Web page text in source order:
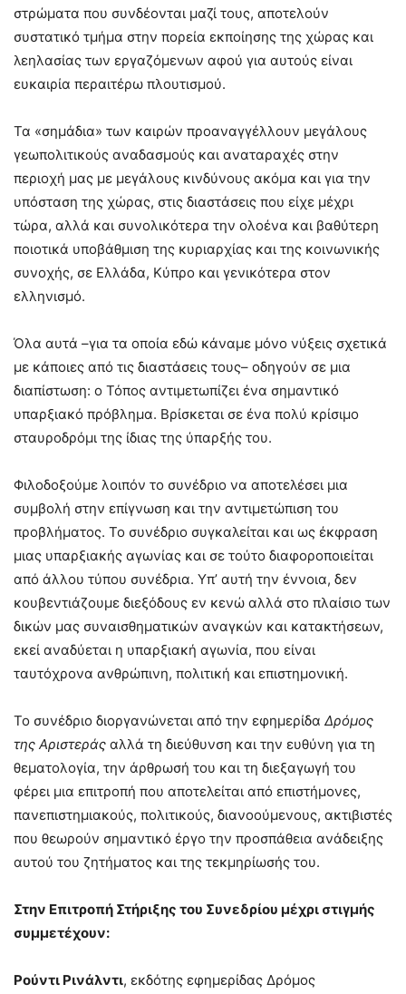
στρώματα που συνδέονται μαζί τους, αποτελούν
συστατικό τμήμα στην πορεία εκποίησης της χώρας και
λεηλασίας των εργαζόμενων αφού για αυτούς είναι
ευκαιρία περαιτέρω πλουτισμού.
Τα «σημάδια» των καιρών προαναγγέλλουν μεγάλους
γεωπολιτικούς αναδασμούς και αναταραχές στην
περιοχή μας με μεγάλους κινδύνους ακόμα και για την
υπόσταση της χώρας, στις διαστάσεις που είχε μέχρι
τώρα, αλλά και συνολικότερα την ολοένα και βαθύτερη
ποιοτικά υποβάθμιση της κυριαρχίας και της κοινωνικής
συνοχής, σε Ελλάδα, Κύπρο και γενικότερα στον
ελληνισμό.
Όλα αυτά –για τα οποία εδώ κάναμε μόνο νύξεις σχετικά
με κάποιες από τις διαστάσεις τους– οδηγούν σε μια
διαπίστωση: ο Τόπος αντιμετωπίζει ένα σημαντικό
υπαρξιακό πρόβλημα. Βρίσκεται σε ένα πολύ κρίσιμο
σταυροδρόμι της ίδιας της ύπαρξής του.
Φιλοδοξούμε λοιπόν το συνέδριο να αποτελέσει μια
συμβολή στην επίγνωση και την αντιμετώπιση του
προβλήματος. Το συνέδριο συγκαλείται και ως έκφραση
μιας υπαρξιακής αγωνίας και σε τούτο διαφοροποιείται
από άλλου τύπου συνέδρια. Υπ’ αυτή την έννοια, δεν
κουβεντιάζουμε διεξόδους εν κενώ αλλά στο πλαίσιο των
δικών μας συναισθηματικών αναγκών και κατακτήσεων,
εκεί αναδύεται η υπαρξιακή αγωνία, που είναι
ταυτόχρονα ανθρώπινη, πολιτική και επιστημονική.
Το συνέδριο διοργανώνεται από την εφημερίδα Δρόμος
της Αριστεράς αλλά τη διεύθυνση και την ευθύνη για τη
θεματολογία, την άρθρωσή του και τη διεξαγωγή του
φέρει μια επιτροπή που αποτελείται από επιστήμονες,
πανεπιστημιακούς, πολιτικούς, διανοούμενους, ακτιβιστές
που θεωρούν σημαντικό έργο την προσπάθεια ανάδειξης
αυτού του ζητήματος και της τεκμηρίωσής του.
Στην Επιτροπή Στήριξης του Συνεδρίου μέχρι στιγμής
συμμετέχουν:
Ρούντι Ρινάλντι, εκδότης εφημερίδας Δρόμος